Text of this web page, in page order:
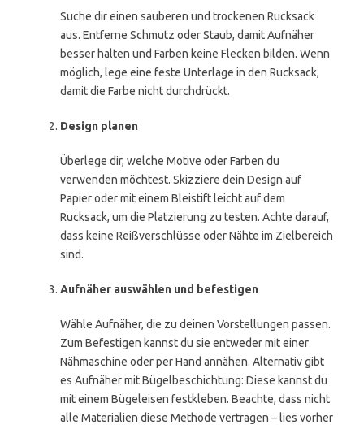
Suche dir einen sauberen und trockenen Rucksack
aus. Entferne Schmutz oder Staub, damit Aufnäher
besser halten und Farben keine Flecken bilden. Wenn
möglich, lege eine feste Unterlage in den Rucksack,
damit die Farbe nicht durchdrückt.
Design planen
Überlege dir, welche Motive oder Farben du
verwenden möchtest. Skizziere dein Design auf
Papier oder mit einem Bleistift leicht auf dem
Rucksack, um die Platzierung zu testen. Achte darauf,
dass keine Reißverschlüsse oder Nähte im Zielbereich
sind.
Aufnäher auswählen und befestigen
Wähle Aufnäher, die zu deinen Vorstellungen passen.
Zum Befestigen kannst du sie entweder mit einer
Nähmaschine oder per Hand annähen. Alternativ gibt
es Aufnäher mit Bügelbeschichtung: Diese kannst du
mit einem Bügeleisen festkleben. Beachte, dass nicht
alle Materialien diese Methode vertragen – lies vorher